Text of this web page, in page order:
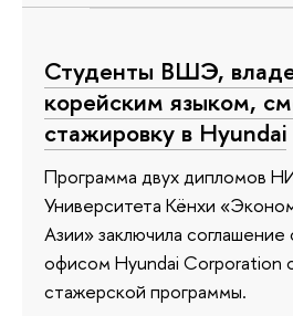
Студенты ВШЭ,
корейским языком,
стажировку в Hyundai
Программа двух дипломов
Университета Кёнхи
Азии» заключила
офисом Hyundai Corporation
стажерской программы.